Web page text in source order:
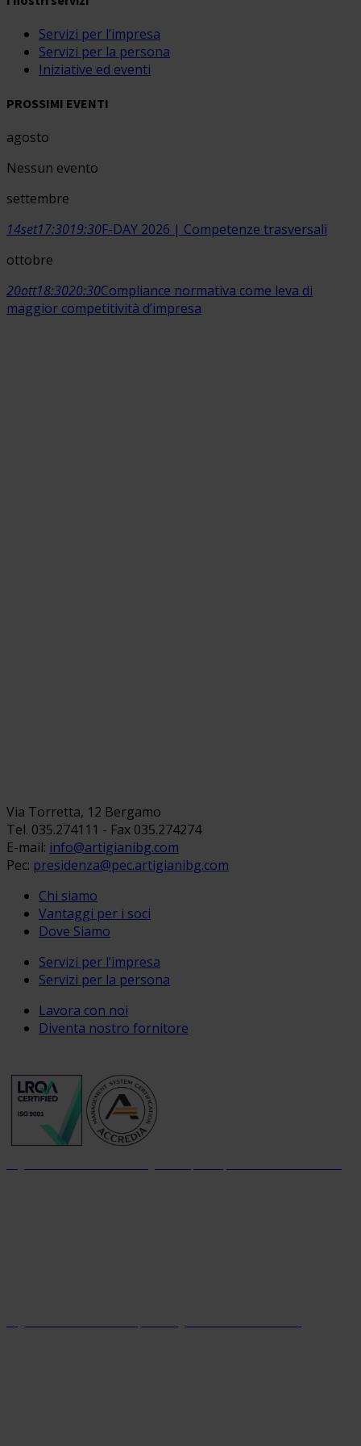
Servizi per l’impresa
Servizi per la persona
Iniziative ed eventi
PROSSIMI EVENTI
agosto
Nessun evento
settembre
14set17:3019:30F-DAY 2026 | Competenze trasversali
ottobre
20ott18:3020:30Compliance normativa come leva di
maggior competitività d’impresa
Via Torretta, 12 Bergamo
Tel. 035.274111 - Fax 035.274274
E-mail: info@artigianibg.com
Pec: presidenza@pec.artigianibg.com
Chi siamo
Vantaggi per i soci
Dove Siamo
Servizi per l’impresa
Servizi per la persona
Lavora con noi
Diventa nostro fornitore